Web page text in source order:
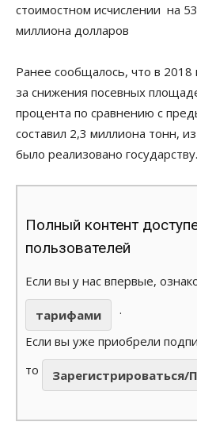
стоимостном исчислении на
миллиона долларов
Ранее сообщалось, что в 2018
за снижения посевных
процента по сравнению с
составил 2,3 миллиона тонн,
было реализовано государству.
Полный контент
пользователей
Если вы у нас впервые,
тарифами
.
Если вы уже приобрели
то
Зарегистрироваться/